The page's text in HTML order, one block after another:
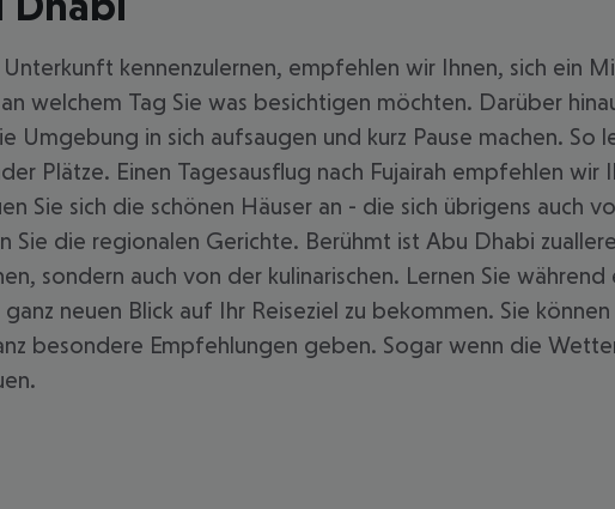
kennenzulernen, empfehlen wir Ihnen, sich ein
welchem Tag Sie was besichtigen möchten. Darüber
in sich aufsaugen und kurz Pause machen. So
Plätze. Einen Tagesausflug nach Fujairah empfehlen wir
Sie sich die schönen Häuser an - die sich übrigens auch
Sie die regionalen Gerichte. Berühmt ist Abu Dhabi
sondern auch von der kulinarischen. Lernen Sie während
neuen Blick auf Ihr Reiseziel zu bekommen. Sie
besondere Empfehlungen geben. Sogar wenn die